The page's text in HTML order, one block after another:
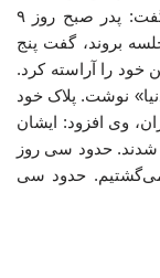
عبدالرحیم موسوی، فرمانده نیروهای مسلح گفت: پدر صبح روز ۹
به جلسه بروند، گفت پنج
را آراسته کرد.
نوشت. پلاک خود
وی افزود: ایشان
حدود سی روز
حدود سی